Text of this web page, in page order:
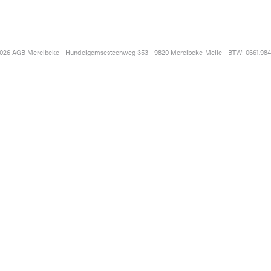
AGB Merelbeke - Hundelgemsesteenweg 353 - 9820 Merelbeke-Melle - BTW: